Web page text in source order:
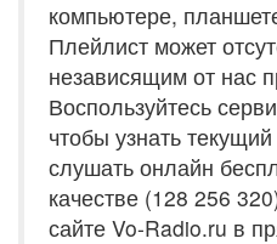
компьютере,
Плейлист может
независящим от нас
Воспользуйтесь
чтобы узнать
слушать онлайн
качестве (128 256
сайте Vo-Radio.ru в